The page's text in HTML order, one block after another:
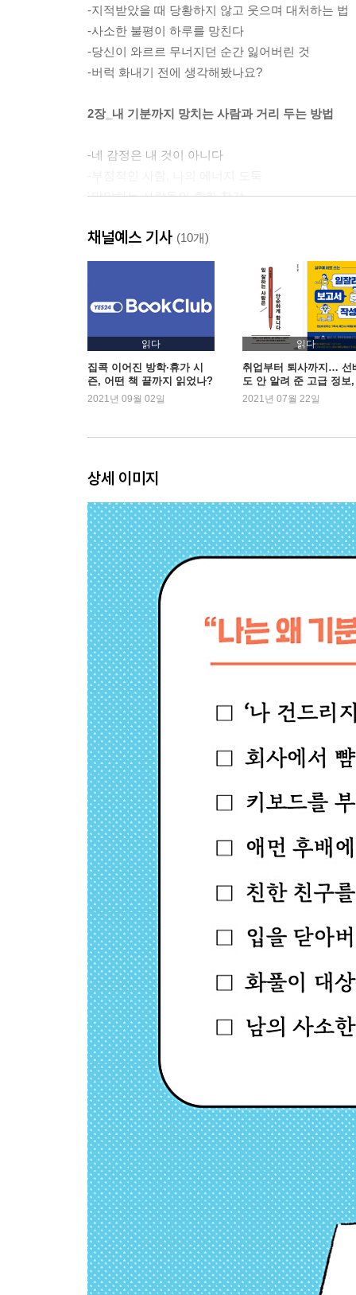
-지적받았을 때 당황하지 않고 웃으며 대처하는 법
-사소한 불평이 하루를 망친다
-당신이 와르르 무너지던 순간 잃어버린 것
-버럭 화내기 전에 생각해봤나요?
2장_내 기분까지 망치는 사람과 거리 두는 방법
-네 감정은 내 것이 아니다
-막말하는 사람들의 흔한 착각
-“괜찮아, 그건 아주 자연스러운 감정이야.”
3장_ 기분을 내 편으로 만들면 인생이 달라진다
-자세를 바꾸는 것만으로 기분이 바뀐다
-나쁜 생각이 내 마음을 지옥으로 만든다
-소중한 친구에게 하는 말을 나 자신에게도
-강의실을 눈물바다로 만든 수업
4장_우리가 감정에 대해 오해하는 것들
-우울증 환자에게 “운동하라”는 조언이 무례한 이유
-할리우드 배우는 왜 죄책감에 시달렸을까
-기쁨도 슬픔도 생각보다 오래가지 않는다
-낙관적인 사람은 항상 같은 곳에서 넘어진다
-감정을 계속 억누르다 보면 생기는 일
5장_나쁜 감정으로부터 나를 지키는 연습
-불안감: 지나치게 깊이 생각하지 않아야 나를 지킨
-나쁜 기억: 상처는 살아가는 힘이 된다
-허영심: 허세 부리는 사람들이 숨기고 있는 것들
-질투심: 친구를 질투하는 내가 미워질 때
-후회: 후회를 인생의 무기로 바꾸는 기술
-감정적 허기: 기분이 나빠지면 폭식하는 이유
-분노1: 인간관계가 좋아지는 분노 활용법
-분노2: 사람은 화를 낼 때 진짜 모습을 드러낸다
-가면성 우울증: 즐겁고 행복한 척 연기하고 있는
채널예스 기사 (10개)
읽다
집콕 이어진 방학·휴가 시
즌, 어떤 책 끝까지 읽었나?
2021년 09월 02일
읽다
취업부터 퇴사까지… 선
도 안 알려 준 고급 정보,
'책'에서 찾는 MZ세대
2021년 07월 22일
상세 이미지